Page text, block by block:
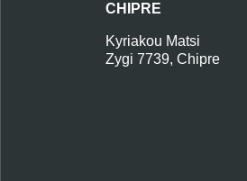
CHIPRE
Kyriakou Matsi
Zygi 7739, Chipre